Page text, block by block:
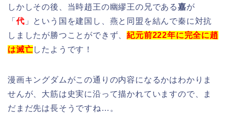
しかしその後、当時趙王の幽繆王の兄である嘉が
「 代 」という国を建国し、燕と同盟を結んで秦に対抗
しましたが勝つことができず、紀元前222年に完全に趙
は滅亡したようです！
漫画キングダムがこの通りの内容になるかはわかりま
せんが、大筋は史実に沿って描かれていますので、ま
だまだ先は長そうですね…。